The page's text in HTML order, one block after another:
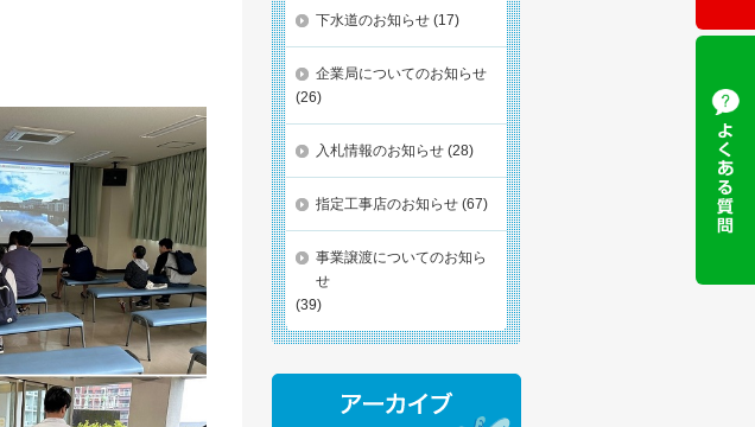
下水道のお知らせ(17)
企業局についてのお知らせ
(26)
入札情報のお知らせ(28)
指定工事店のお知らせ(67)
事業譲渡についてのお知ら
せ
(39)